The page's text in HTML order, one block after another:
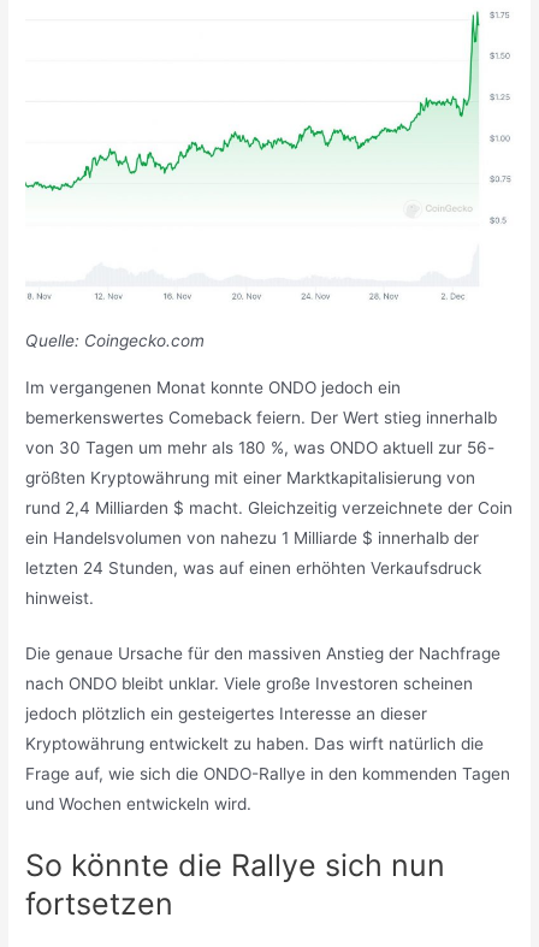
Quelle: Coingecko.com
Im vergangenen Monat konnte ONDO jedoch ein
bemerkenswertes Comeback feiern. Der Wert stieg innerhalb
von 30 Tagen um mehr als 180 %, was ONDO aktuell zur 56-
größten Kryptowährung mit einer Marktkapitalisierung von
rund 2,4 Milliarden $ macht. Gleichzeitig verzeichnete der Coin
ein Handelsvolumen von nahezu 1 Milliarde $ innerhalb der
letzten 24 Stunden, was auf einen erhöhten Verkaufsdruck
hinweist.
Die genaue Ursache für den massiven Anstieg der Nachfrage
nach ONDO bleibt unklar. Viele große Investoren scheinen
jedoch plötzlich ein gesteigertes Interesse an dieser
Kryptowährung entwickelt zu haben. Das wirft natürlich die
Frage auf, wie sich die ONDO-Rallye in den kommenden Tagen
und Wochen entwickeln wird.
So könnte die Rallye sich nun
fortsetzen